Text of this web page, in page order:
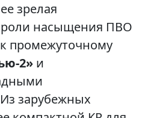
зрелая
роли насыщения ПВО
промежуточному
и
зарубежных